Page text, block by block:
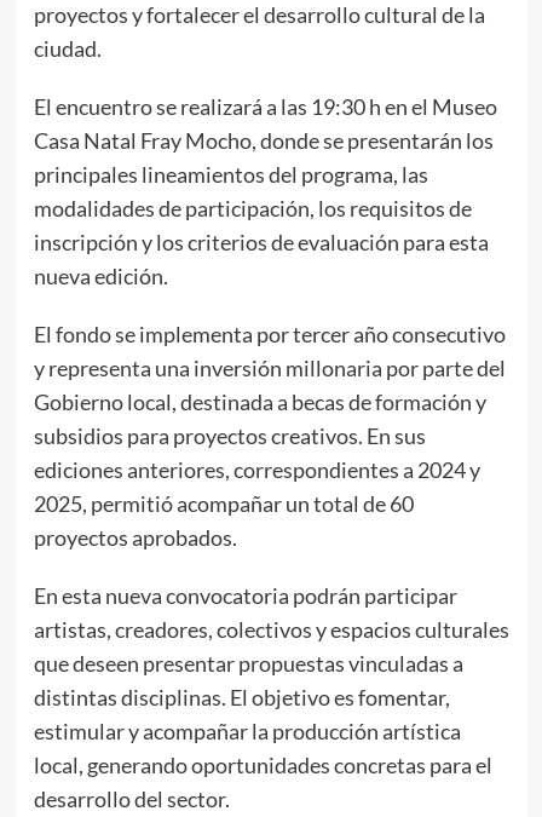
proyectos y fortalecer el desarrollo cultural de la
ciudad.
El encuentro se realizará a las 19:30 h en el Museo
Casa Natal Fray Mocho, donde se presentarán los
principales lineamientos del programa, las
modalidades de participación, los requisitos de
inscripción y los criterios de evaluación para esta
nueva edición.
El fondo se implementa por tercer año consecutivo
y representa una inversión millonaria por parte del
Gobierno local, destinada a becas de formación y
subsidios para proyectos creativos. En sus
ediciones anteriores, correspondientes a 2024 y
2025, permitió acompañar un total de 60
proyectos aprobados.
En esta nueva convocatoria podrán participar
artistas, creadores, colectivos y espacios culturales
que deseen presentar propuestas vinculadas a
distintas disciplinas. El objetivo es fomentar,
estimular y acompañar la producción artística
local, generando oportunidades concretas para el
desarrollo del sector.